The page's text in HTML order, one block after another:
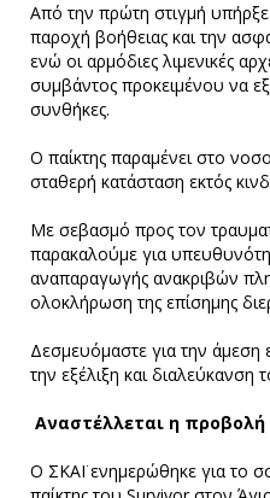
Από την πρώτη στιγμή
παροχή βοήθειας και την
ενώ οι αρμόδιες λιμενικές
συμβάντος προκειμένου να
συνθήκες.
Ο παίκτης παραμένει στο
σταθερή κατάσταση εκτός
Με σεβασμό προς τον
παρακαλούμε για
αναπαραγωγής ανακριβών
ολοκλήρωση της επίσημης
Δεσμευόμαστε για την
την εξέλιξη και διαλεύκανση
Αναστέλλεται η προβολή
Ο ΣΚΑΪ ενημερώθηκε για το